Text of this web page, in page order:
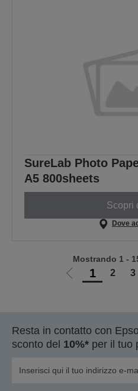
SureLab Photo
A5 800sheets
Scopri
Dove
Vai
1 2 3
Mostrando 1 -
Resta in contatto con
sconto del 10%* per il tuo